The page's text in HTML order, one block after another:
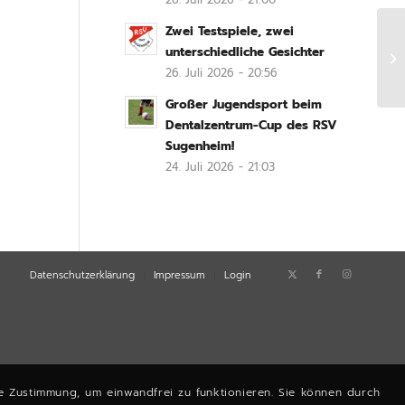
Zwei Testspiele, zwei
unterschiedliche Gesichter
26. Juli 2026 - 20:56
Großer Jugendsport beim
Dentalzentrum-Cup des RSV
Sugenheim!
24. Juli 2026 - 21:03
Datenschutzerklärung Impressum Login
um einwandfrei zu funktionieren. Sie können durch